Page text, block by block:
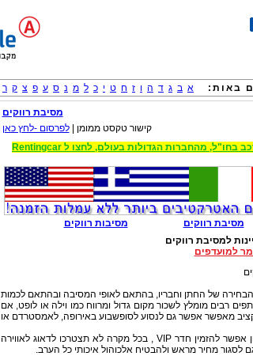
באות: א ב ג ד ה ו ז ח ט י כ ל מ נ ס ע פ צ ק ר
מסיבת רווקים
קישור טקסט ממומן |לפרסום -לחץ כאן
מסיבת רווקים
מסיבות רווקים
למסיבת רווקים
למועדפים
הבחירה של החתן וחבריו, בהתאם לאופי המסיבה ובהתאם לכמות
רבים מומלץ לשכור מקום גדול ומרווח כמו וילה או לופט, אם
מאפשר אפשר גם לנסוע לסופשבוע באירופה, לאמסטרדם או
כשעורכים מסיבת רווקים במועדון אפשר להזמין חדר VIP , בכל מקרה לא תצטרכו לדאוג לאווירה
מחיר מראש ולהבטיח אלכוהול איכותי כל הערב.